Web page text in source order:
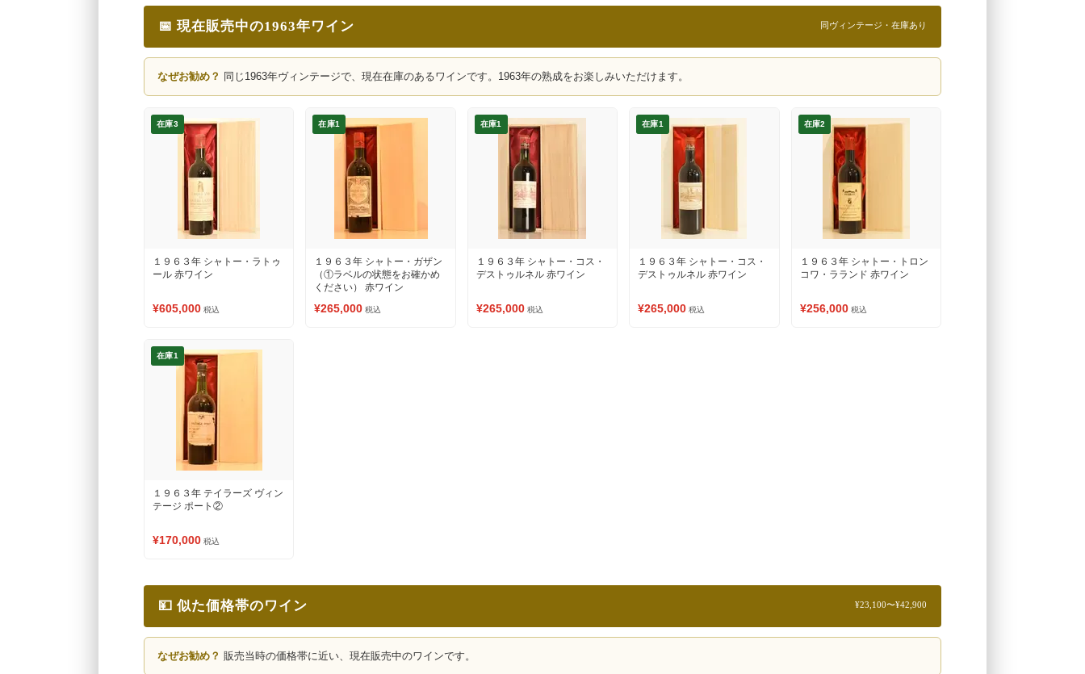
📅 現在販売中の1963年ワイン 同ヴィンテージ・在庫あり
なぜお勧め？ 同じ1963年ヴィンテージで、現在在庫のあるワインです。1963年の熟成をお楽しみいただけます。
在庫3
１９６３年 シャトー・ラトゥ
ール 赤ワイン
¥605,000 税込
在庫1
１９６３年 シャトー・ガザン
（①ラベルの状態をお確かめ
ください） 赤ワイン
¥265,000 税込
在庫1
１９６３年 シャトー・コス・
デストゥルネル 赤ワイン
¥265,000 税込
在庫1
１９６３年 シャトー・コス・
デストゥルネル 赤ワイン
¥265,000 税込
在庫2
１９６３年 シャトー・トロン
コワ・ラランド 赤ワイン
¥256,000 税込
在庫1
１９６３年 テイラーズ ヴィン
テージ ポート②
¥170,000 税込
💴 似た価格帯のワイン ¥23,100〜¥42,900
なぜお勧め？ 販売当時の価格帯に近い、現在販売中のワインです。